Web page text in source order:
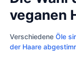
veganen
Verschiedene Öle
der Haare